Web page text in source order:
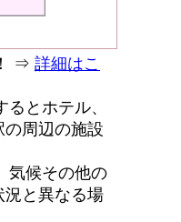
⇒ 詳細はこ
とホテル、
周辺の施設
気候その他の
況と異なる場